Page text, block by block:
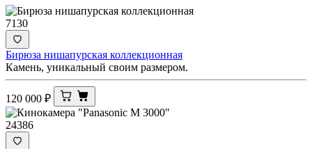
7130
Бирюза нишапурская коллекционная
Камень, уникальный своим размером.
120 000 ₽
24386